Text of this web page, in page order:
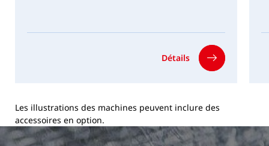
Détails
Les illustrations des machines peuvent inclure des
accessoires en option.